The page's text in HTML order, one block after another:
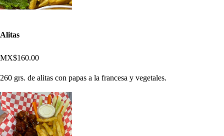
Alitas
MX$160.00
260 grs. de alitas con papas a la francesa y vegetales.